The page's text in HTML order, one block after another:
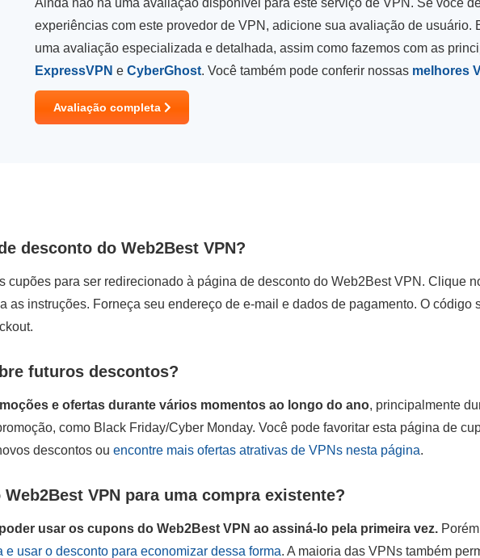
Ainda não há uma avaliação disponível para este serviço de VPN. Se você
experiências com este provedor de VPN, adicione sua avaliação de usuário.
uma avaliação especializada e detalhada, assim como fazemos com as
ExpressVPN e CyberGhost. Você também pode conferir nossas melhores
Avaliação completa
desconto do Web2Best VPN?
cupões para ser redirecionado à página de desconto do Web2Best VPN. Clique
as instruções. Forneça seu endereço de e-mail e dados de pagamento. O código
futuros descontos?
e ofertas durante vários momentos ao longo do ano, principalmente
como Black Friday/Cyber Monday. Você pode favoritar esta página de
descontos ou encontre mais ofertas atrativas de VPNs nesta página.
VPN para uma compra existente?
usar os cupons do Web2Best VPN ao assiná-lo pela primeira vez.
usar o desconto para economizar dessa forma. A maioria das VPNs também